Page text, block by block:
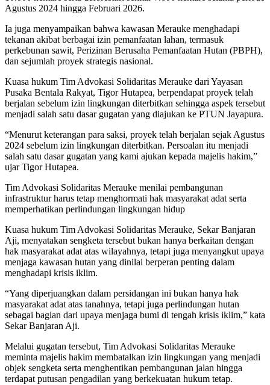
Agustus 2024 hingga Februari 2026.
Ia juga menyampaikan bahwa kawasan Merauke menghadapi
tekanan akibat berbagai izin pemanfaatan lahan, termasuk
perkebunan sawit, Perizinan Berusaha Pemanfaatan Hutan (PBPH),
dan sejumlah proyek strategis nasional.
Kuasa hukum Tim Advokasi Solidaritas Merauke dari Yayasan
Pusaka Bentala Rakyat, Tigor Hutapea, berpendapat proyek telah
berjalan sebelum izin lingkungan diterbitkan sehingga aspek tersebut
menjadi salah satu dasar gugatan yang diajukan ke PTUN Jayapura.
“Menurut keterangan para saksi, proyek telah berjalan sejak Agustus
2024 sebelum izin lingkungan diterbitkan. Persoalan itu menjadi
salah satu dasar gugatan yang kami ajukan kepada majelis hakim,”
ujar Tigor Hutapea.
Tim Advokasi Solidaritas Merauke menilai pembangunan
infrastruktur harus tetap menghormati hak masyarakat adat serta
memperhatikan perlindungan lingkungan hidup
Kuasa hukum Tim Advokasi Solidaritas Merauke, Sekar Banjaran
Aji, menyatakan sengketa tersebut bukan hanya berkaitan dengan
hak masyarakat adat atas wilayahnya, tetapi juga menyangkut upaya
menjaga kawasan hutan yang dinilai berperan penting dalam
menghadapi krisis iklim.
“Yang diperjuangkan dalam persidangan ini bukan hanya hak
masyarakat adat atas tanahnya, tetapi juga perlindungan hutan
sebagai bagian dari upaya menjaga bumi di tengah krisis iklim,” kata
Sekar Banjaran Aji.
Melalui gugatan tersebut, Tim Advokasi Solidaritas Merauke
meminta majelis hakim membatalkan izin lingkungan yang menjadi
objek sengketa serta menghentikan pembangunan jalan hingga
terdapat putusan pengadilan yang berkekuatan hukum tetap.